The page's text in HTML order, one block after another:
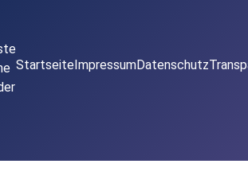
StartseiteImpressumDatenschutz